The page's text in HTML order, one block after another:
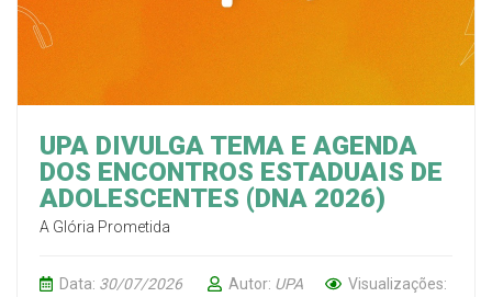
UPA DIVULGA TEMA E AGENDA
DOS ENCONTROS ESTADUAIS DE
ADOLESCENTES (DNA 2026)
A Glória Prometida
Data: 30/07/2026 Autor: UPA
Visualizações: